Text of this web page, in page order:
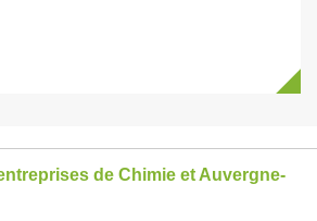
de Chimie et Auvergne-